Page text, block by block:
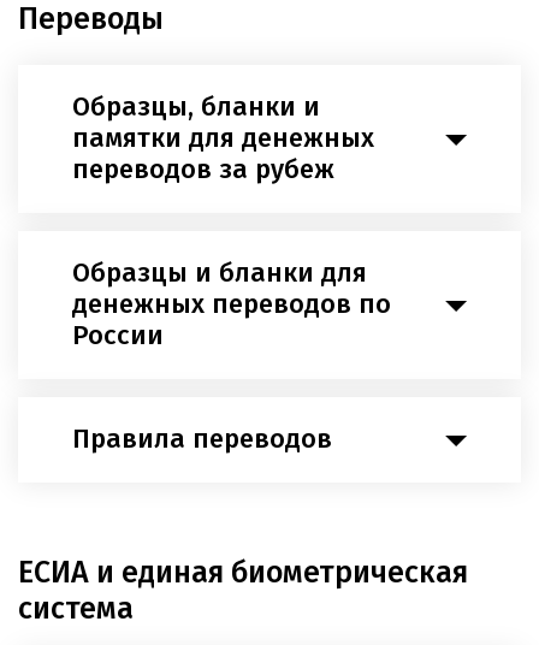
Переводы
Образцы, бланки и
памятки для денежных
переводов за рубеж
Образцы и бланки для
денежных переводов по
России
Правила переводов
ЕСИА и единая биометрическая
система